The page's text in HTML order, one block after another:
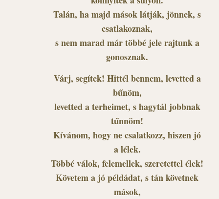
Talán, ha majd mások látják, jönnek, s
csatlakoznak,
s nem marad már többé jele rajtunk a
gonosznak.
Várj, segítek! Hittél bennem, levetted a
bűnöm,
levetted a terheimet, s hagytál jobbnak
tűnnöm!
Kívánom, hogy ne csalatkozz, hiszen jó
a lélek.
Többé válok, felemellek, szeretettel élek!
Követem a jó példádat, s tán követnek
mások,